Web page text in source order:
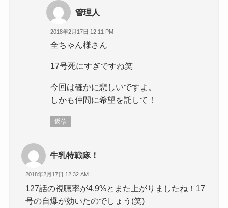
管理人
2018年2月17日 12:11 PM
全ちゃん様さん
17号死にすぎですね笑
今回は確かに悲しいですよ。
しかも仲間に希望を託して！
返信
牛乳特戦隊！
2018年2月17日 12:32 AM
127話の視聴率が4.9%とまた上がりましたね！17
号の自爆が効いたのでしょう(笑)